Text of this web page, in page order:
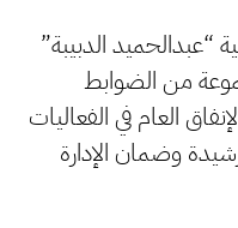
الدبيبة”
من الضوابط
العام في الفعاليات
وضمان الإدارة